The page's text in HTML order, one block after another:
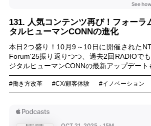
131. 人気コンテンツ再び！フォーラ
タルヒューマンCONNの進化
本日2つ盛り！10月9～10日に開催された
Forum'25振り返りつつ、過去2回RADIOで
ジタルヒューマンCONNの最新アップデート
#働き方改革 #CX/顧客体験 #イノベーション